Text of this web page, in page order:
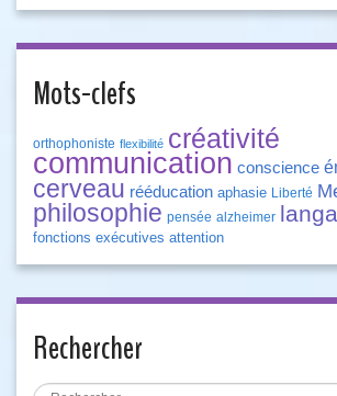
Mots-clefs
orthophoniste flexibilité créativité
communication conscience
cerveau rééducation aphasie Liberté
philosophie pensée alzheimer
fonctions exécutives attention
Rechercher